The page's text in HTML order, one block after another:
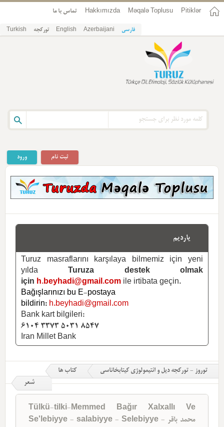
Pitiklər
Məqalə Toplusu
Hakkımızda تماس با ما
فارسی Azerbaijani
English تورکجه Turkish
ورود ثبت نام
یاردیم
Turuz masraflarını karşılaya bilmemiz için yeni
yılda
Turuza destek olmak
için h.beyhadi@gmail.com ile irtibata geçin.
Bağışlarınızı bu E-postaya
bildirin: h.beyhadi@gmail.com
Bank kart bilgileri:
6104 3373 5031 8547
Iran Millet Bank
توروز - تورکجه دیل و ائتیمولوژی کیتابخاناسی
کتاب ها
شعر
Tülkü-tilki-Memmed Bağır Xalxallı Ve
Se'lebiyye - salabiyye - Selebiyye - محمد باقر